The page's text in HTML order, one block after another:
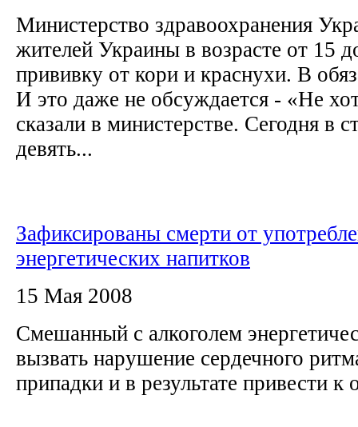
Министерство здравоохранения
жителей Украины в возрасте от 15
прививку от кори и краснухи. В
И это даже не обсуждается - «Не
сказали в министерстве. Сегодня в
девять...
Зафиксированы смерти от
энергетических напитков
15 Мая 2008
Смешанный с алкоголем
вызвать нарушение сердечного
припадки и в результате привести